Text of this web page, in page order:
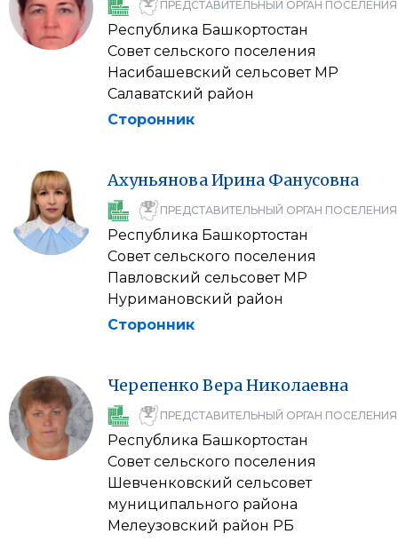
ПРЕДСТАВИТЕЛЬНЫЙ ОРГАН ПОСЕЛЕНИЯ
Республика Башкортостан
Совет сельского поселения
Насибашевский сельсовет МР
Салаватский район
Сторонник
АхуньяноваИрина Фанусовна
ПРЕДСТАВИТЕЛЬНЫЙ ОРГАН ПОСЕЛЕНИЯ
Республика Башкортостан
Совет сельского поселения
Павловский сельсовет МР
Нуримановский район
Сторонник
Черепенко ВераНиколаевна
ПРЕДСТАВИТЕЛЬНЫЙ ОРГАН ПОСЕЛЕНИЯ
Республика Башкортостан
Совет сельского поселения
Шевченковский сельсовет
муниципального района
Мелеузовский район РБ